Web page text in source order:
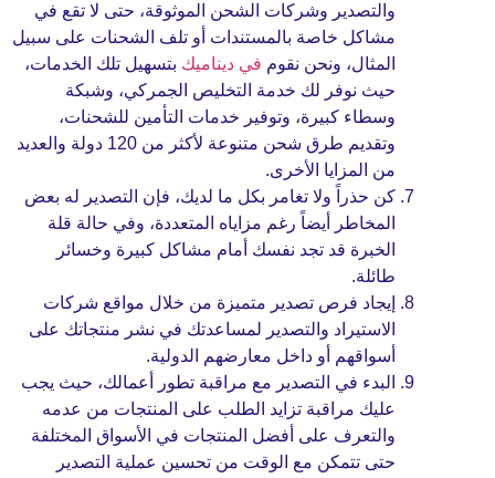
والتصدير وشركات الشحن الموثوقة، حتى لا تقع في
مشاكل خاصة بالمستندات أو تلف الشحنات على سبيل
المثال، ونحن نقومفي ديناميك بتسهيل تلك الخدمات،
حيث نوفر لك خدمة التخليص الجمركي، وشبكة
وسطاء كبيرة، وتوفير خدمات التأمين للشحنات،
وتقديم طرق شحن متنوعة لأكثر من 120 دولة والعديد
من المزايا الأخرى.
كن حذراً ولا تغامر بكل ما لديك، فإن التصدير له بعض
المخاطر أيضاً رغم مزاياه المتعددة، وفي حالة قلة
الخبرة قد تجد نفسك أمام مشاكل كبيرة وخسائر
إيجاد فرص تصدير متميزة من خلال مواقع شركات
الاستيراد والتصدير لمساعدتك في نشر منتجاتك على
أسواقهم أو داخل معارضهم الدولية.
البدء في التصدير مع مراقبة تطور أعمالك، حيث يجب
عليك مراقبة تزايد الطلب على المنتجات من عدمه
والتعرف على أفضل المنتجات في الأسواق المختلفة
حتى تتمكن مع الوقت من تحسين عملية التصدير